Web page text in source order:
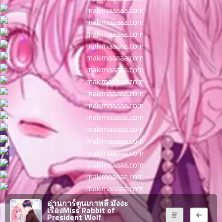
อ่านการ์ตูนเกาหลี มังงะ
เรื่องMiss Rabbit of
President Wolf
ตอน
ที่
ม
11
ตอน
ที่
ม
12
ตอน
ที่
ม
13
ตอน
ที่
ม
14
ตอน
ที่
ม
15